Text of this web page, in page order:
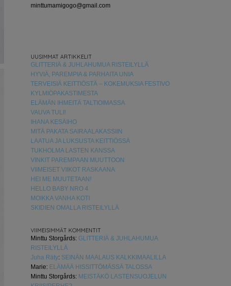
minttumamigogo@gmail.com
UUSIMMAT ARTIKKELIT
GLITTERIÄ & JUHLAHUMUA RISTEILYLLÄ
HYVIÄ, PAREMPIA & PARHAITA UNIA
TERVEISIÄ KEITTIÖSTÄ – KOKEMUKSIA FESTIVO
KYLMIÖPAKASTIMESTA
ELÄMÄN IHMEITÄ TALTIOIMASSA
VAUVA TULI!
IHANA KESÄIHO
MITÄ PAKATA SAIRAALAKASSIIN
LAATUA JA LUKSUSTA KEITTIÖSSÄ
TUKHOLMA LASTEN KANSSA
VINKIT PAREMPAAN MUUTTOON
VIIMEISET VIIKOT RASKAANA
HEI ME MUUTETAAN!
HELLO BABY NRO 4
MOIKKA VANHA KOTI
SKIDIEN OMALLA RISTEILYLLÄ
VIIMEISIMMÄT KOMMENTIT
Minttu Storgårds: GLITTERIÄ & JUHLAHUMUA
RISTEILYLLÄ
Juha Räty: SEINÄN MAALAUS KALKKIMAALILLA
Marie: ELÄMÄÄ HISSITTÖMÄSSÄ TALOSSA
Minttu Storgårds: MEISTÄKÖ LASTENSUOJELUN